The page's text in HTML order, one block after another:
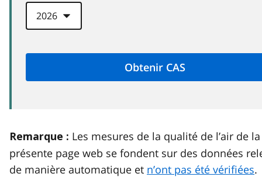
Remarque : Les mesures de la qualité de l’air de la
présente page web se fondent sur des données
de manière automatique et n’ont pas été vérifiées.